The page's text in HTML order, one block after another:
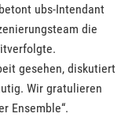
ubs-Intendant
die
gesehen, diskutiert
Wir gratulieren
Ensemble“.